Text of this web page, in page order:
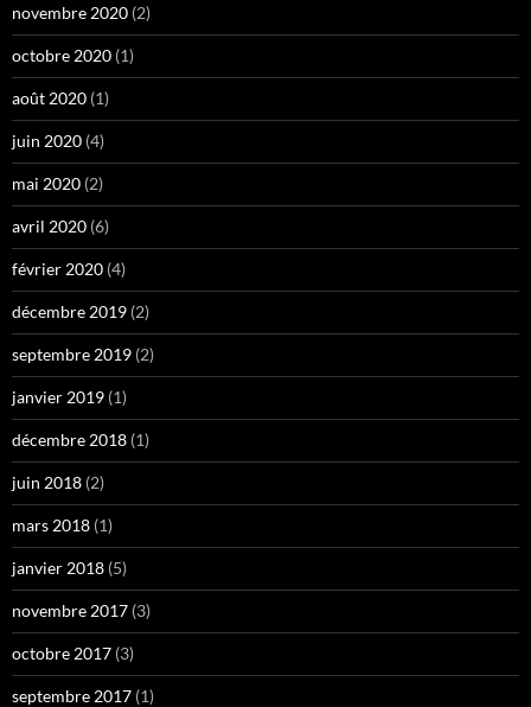
novembre 2020 (2)
octobre 2020 (1)
août 2020 (1)
juin 2020 (4)
mai 2020 (2)
avril 2020 (6)
février 2020 (4)
décembre 2019 (2)
septembre 2019 (2)
janvier 2019 (1)
décembre 2018 (1)
juin 2018 (2)
mars 2018 (1)
janvier 2018 (5)
novembre 2017 (3)
octobre 2017 (3)
septembre 2017 (1)